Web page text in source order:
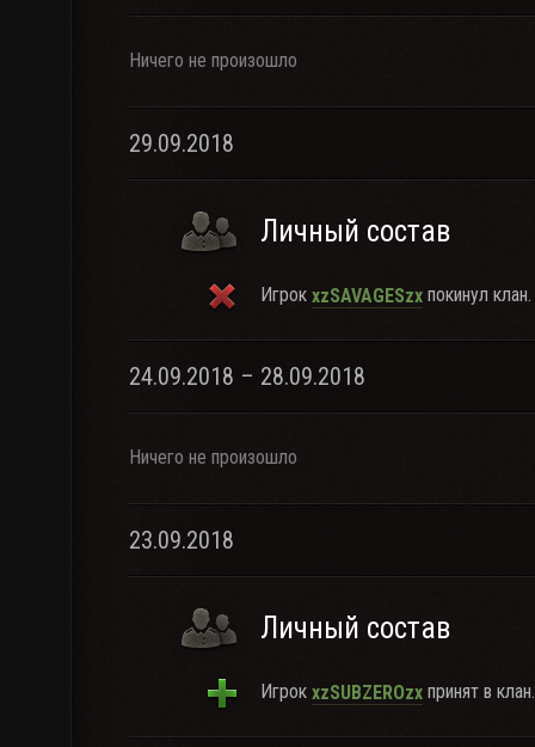
Ничего не произошло
29.09.2018
Личный состав
Игрок xzSAVAGESzx покинул клан.
24.09.2018 – 28.09.2018
Ничего не произошло
23.09.2018
Личный состав
Игрок xzSUBZEROzx принят в клан.